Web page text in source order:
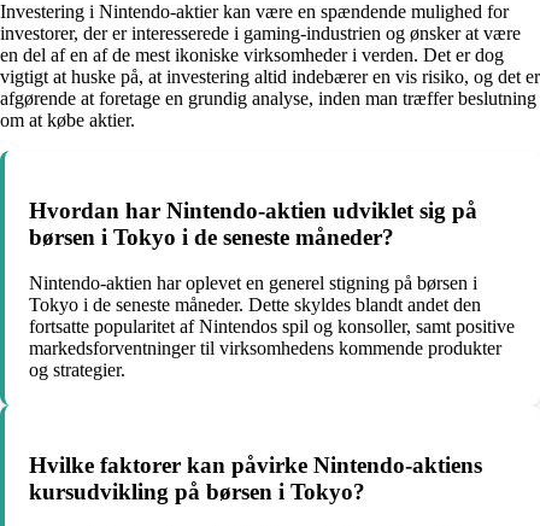
Investering i Nintendo-aktier kan være en spændende mulighed for
investorer, der er interesserede i gaming-industrien og ønsker at være
en del af en af de mest ikoniske virksomheder i verden. Det er dog
vigtigt at huske på, at investering altid indebærer en vis risiko, og det er
afgørende at foretage en grundig analyse, inden man træffer beslutning
om at købe aktier.
Hvordan har Nintendo-aktien udviklet sig på
børsen i Tokyo i de seneste måneder?
Nintendo-aktien har oplevet en generel stigning på børsen i
Tokyo i de seneste måneder. Dette skyldes blandt andet den
fortsatte popularitet af Nintendos spil og konsoller, samt positive
markedsforventninger til virksomhedens kommende produkter
og strategier.
Hvilke faktorer kan påvirke Nintendo-aktiens
kursudvikling på børsen i Tokyo?